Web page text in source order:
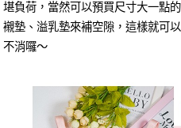
堪負荷，當然可以預買尺寸大一點
襯墊、溢乳墊來補空隙，這樣就可
不消囉～